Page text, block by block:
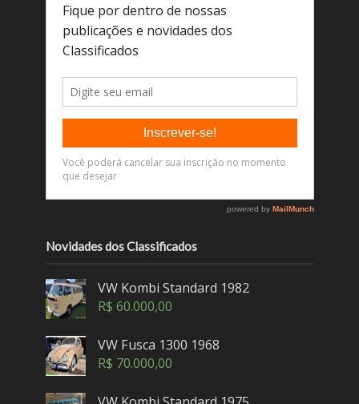
Novidades dos Classificados
VW Kombi Standard 1982
R$ 60.000,00
VW Fusca 1300 1968
R$ 70.000,00